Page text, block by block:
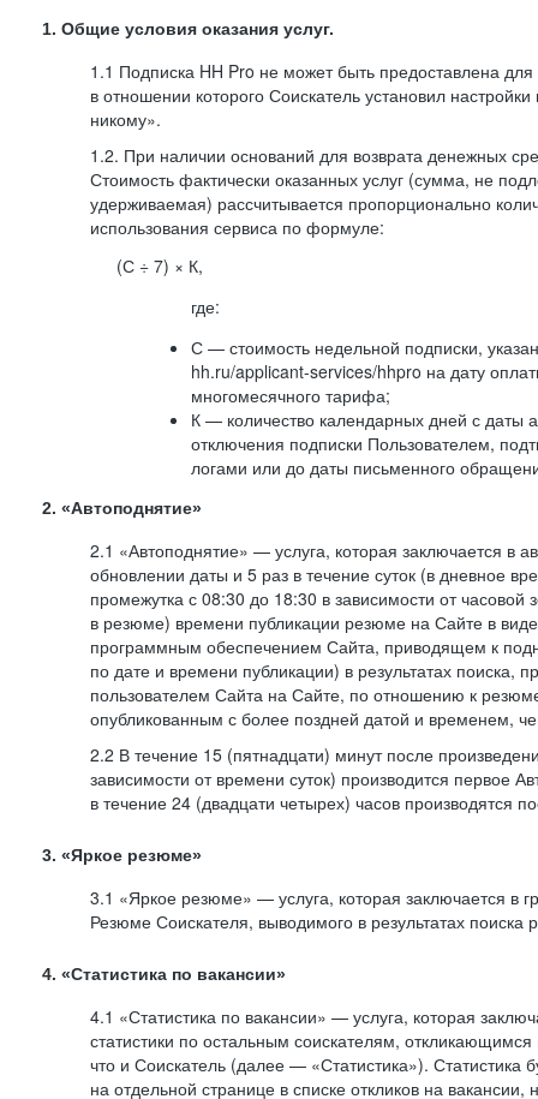
1. Общие условия оказания услуг.
1.1 Подписка HH Pro не может быть предоставлена
в отношении которого Соискатель установил
никому».
1.2. При наличии оснований для возврата денежных
Стоимость фактически оказанных услуг (сумма, не
удерживаемая) рассчитывается пропорционально
использования сервиса по формуле:
(С ÷ 7) × К,
где:
С — стоимость недельной подписки,
hh.ru/applicant-services/hhpro на дату
многомесячного тарифа;
К — количество календарных дней с даты
отключения подписки Пользователем,
логами или до даты письменного
2. «Автоподнятие»
2.1 «Автоподнятие» — услуга, которая заключается в
обновлении даты и 5 раз в течение суток (в дневное
промежутка с 08:30 до 18:30 в зависимости от часовой
в резюме) времени публикации резюме на Сайте в
программным обеспечением Сайта, приводящем к
по дате и времени публикации) в результатах поиска,
пользователем Сайта на Сайте, по отношению к
опубликованным с более поздней датой и временем,
2.2 В течение 15 (пятнадцати) минут после
зависимости от времени суток) производится первое
в течение 24 (двадцати четырех) часов производятся
3. «Яркое резюме»
3.1 «Яркое резюме» — услуга, которая заключается в
Резюме Соискателя, выводимого в результатах поиска
4. «Статистика по вакансии»
4.1 «Статистика по вакансии» — услуга, которая
статистики по остальным соискателям,
что и Соискатель (далее — «Статистика»). Статистика
на отдельной странице в списке откликов на вакансии,